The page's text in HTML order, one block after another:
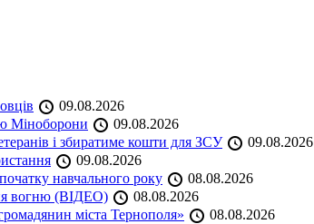
09.08.2026
Міноборони
09.08.2026
і збиратиме кошти для ЗСУ
09.08.2026
09.08.2026
навчального року
08.08.2026
вогню (ВІДЕО)
08.08.2026
міста Тернополя»
08.08.2026